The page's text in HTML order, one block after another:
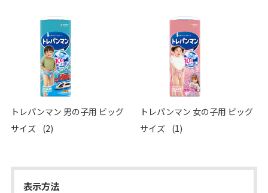
トレパンマン 男の子用 ビッグ
サイズ (2)
トレパンマン 女の子用 ビッグ
サイズ (1)
表示方法